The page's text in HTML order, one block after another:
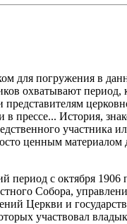
для погружения в
охватывают
прессе... История,
участника
ценным материалом
с октября
Собора,
Церкви и
участвовал